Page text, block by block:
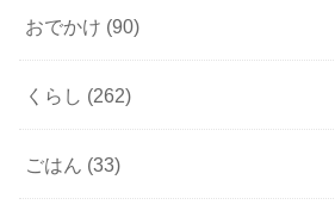
おでかけ (90)
くらし (262)
ごはん (33)